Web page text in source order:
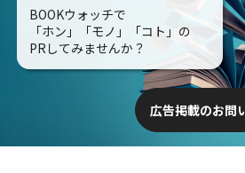
BOOKウォッチで
「ホン」「モノ」「コト」の
PRしてみませんか？
広告掲載のお問